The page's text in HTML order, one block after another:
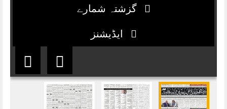
گزشتہ شمارے
ایڈیشنز